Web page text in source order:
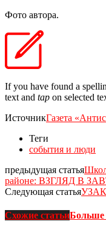
Фото автора.
If you have found a
text and tap on selected
ИсточникГазета
Теги
события и люди
предыдущая статья
районе: ВЗГЛЯД В
Следующая статья
Схожие статьиБольше